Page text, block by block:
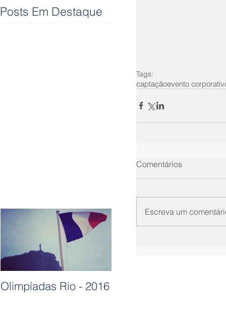
Posts Em Destaque
Olimpíadas Rio - 2016
Tags:
captaçãoevento
Comentários
Escreva um